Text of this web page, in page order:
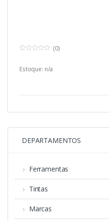
u
(0)
Estoque: n/a
DEPARTAMENTOS
Ferramentas
Tintas
Marcas